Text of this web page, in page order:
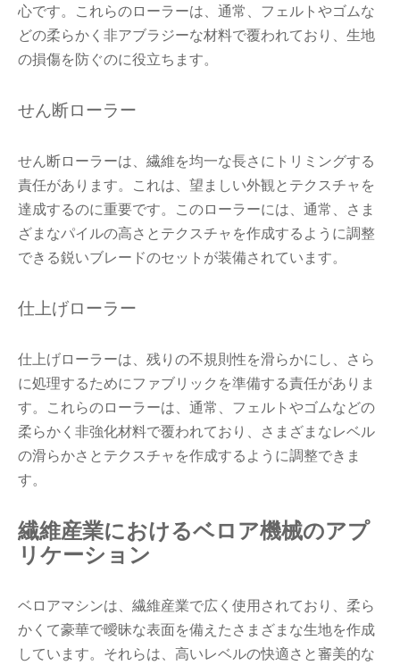
心です。これらのローラーは、通常、フェルトやゴムな
どの柔らかく非アブラジーな材料で覆われており、生地
の損傷を防ぐのに役立ちます。
せん断ローラー
せん断ローラーは、繊維を均一な長さにトリミングする
責任があります。これは、望ましい外観とテクスチャを
達成するのに重要です。このローラーには、通常、さま
ざまなパイルの高さとテクスチャを作成するように調整
できる鋭いブレードのセットが装備されています。
仕上げローラー
仕上げローラーは、残りの不規則性を滑らかにし、さら
に処理するためにファブリックを準備する責任がありま
す。これらのローラーは、通常、フェルトやゴムなどの
柔らかく非強化材料で覆われており、さまざまなレベル
の滑らかさとテクスチャを作成するように調整できま
す。
繊維産業におけるベロア機械のアプ
リケーション
ベロアマシンは、繊維産業で広く使用されており、柔ら
かくて豪華で曖昧な表面を備えたさまざまな生地を作成
しています。それらは、高いレベルの快適さと審美的な